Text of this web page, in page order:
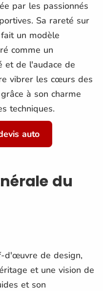
par les passionnés
Sa rareté sur
un modèle
comme un
et de l'audace de
vibrer les cœurs des
à son charme
techniques.
auto
du
d'œuvre de design,
et une vision de
et son